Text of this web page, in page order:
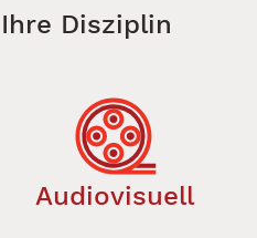
Disziplin
Audiovisuell